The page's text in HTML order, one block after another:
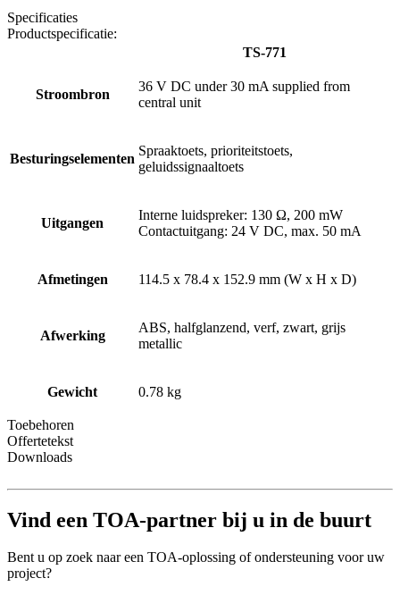
Specificaties
Productspecificatie:
TS-771
Stroombron
36 V DC under 30 mA supplied from
central unit
Besturingselementen
Spraaktoets, prioriteitstoets,
geluidssignaaltoets
Uitgangen
Interne luidspreker: 130 Ω, 200 mW
Contactuitgang: 24 V DC, max. 50 mA
Afmetingen 114.5 x 78.4 x 152.9 mm (W x H x D)
Afwerking
ABS, halfglanzend, verf, zwart, grijs
metallic
Gewicht 0.78 kg
Toebehoren
Offertetekst
Downloads
Vind een TOA-partner bij u in de buurt
Bent u op zoek naar een TOA-oplossing of ondersteuning voor uw
project?